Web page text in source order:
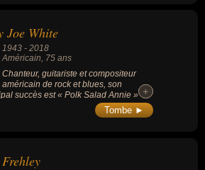
Joe White
1943 - 2018
Américain, 75 ans
Chanteur, guitariste et compositeur
américain de rock et blues, son
succès est « Polk Salad Annie »
Il était l'archétype, avec son confrère
de l’Oklahoma J.J. Cale (1938-
+
+
Tombe ►